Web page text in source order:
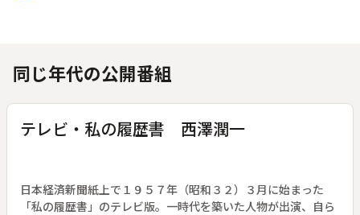
同じ年代の公開番組
テレビ・私の履歴書 西澤潤一
日本経済新聞紙上で１９５７年（昭和３２）３月に始まった
「私の履歴書」のテレビ版。一時代を築いた人物が出演、自ら